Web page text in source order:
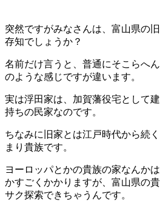
突然ですがみなさんは、富山県の
存知でしょうか？
名前だけ言うと、普通にそこらへ
のような感じですが違います。
実は浮田家は、加賀藩役宅として
持ちの民家なのです。
ちなみに旧家とは江戸時代から続
まり貴族です。
ヨーロッパとかの貴族の家なんか
かすごくかかりますが、富山県の
サク探索できちゃうんです。